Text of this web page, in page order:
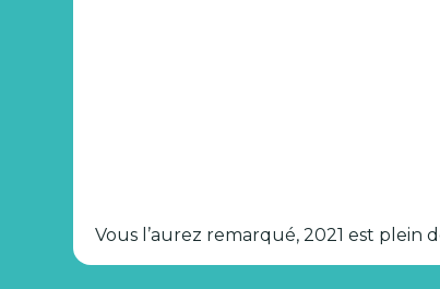
Vous l’aurez remarqué, 2021 est plein